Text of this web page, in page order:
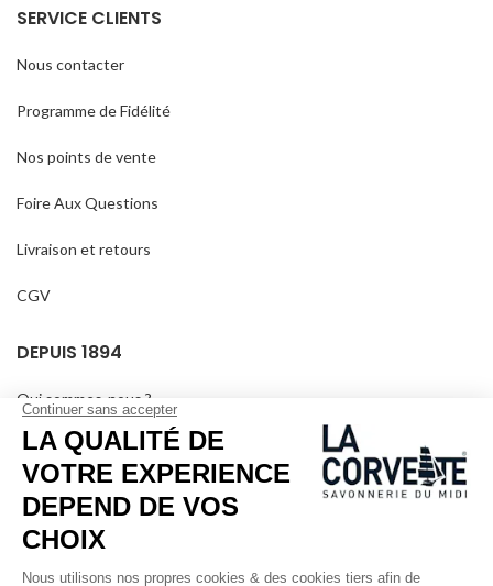
SERVICE CLIENTS
Nous contacter
Programme de Fidélité
Nos points de vente
Foire Aux Questions
Livraison et retours
CGV
DEPUIS 1894
Qui sommes-nous ?
Savons personnalisés
Visiter le musée
Devenir revendeur
Dans les médias
Salle de séminaire